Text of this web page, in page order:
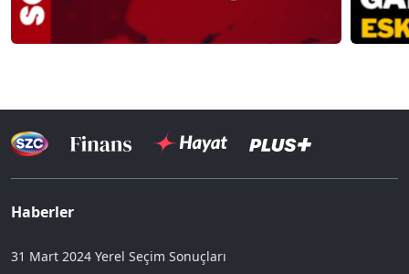
Haberler
31 Mart 2024 Yerel Seçim Sonuçları